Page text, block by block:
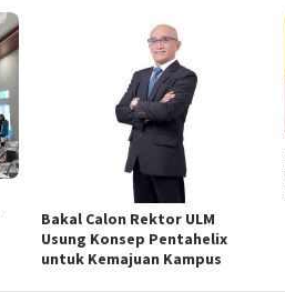
Bakal Calon Rektor ULM
Usung Konsep Pentahelix
untuk Kemajuan Kampus